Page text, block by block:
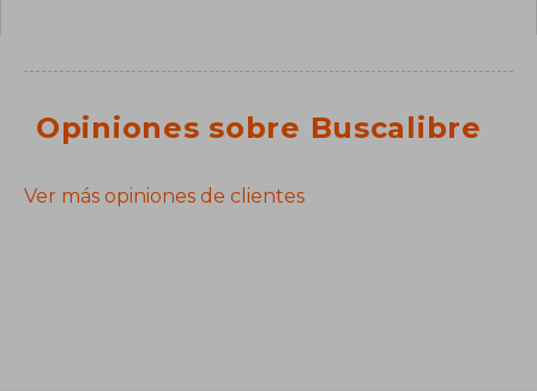
Opiniones sobre Buscalibre
Ver más opiniones de clientes